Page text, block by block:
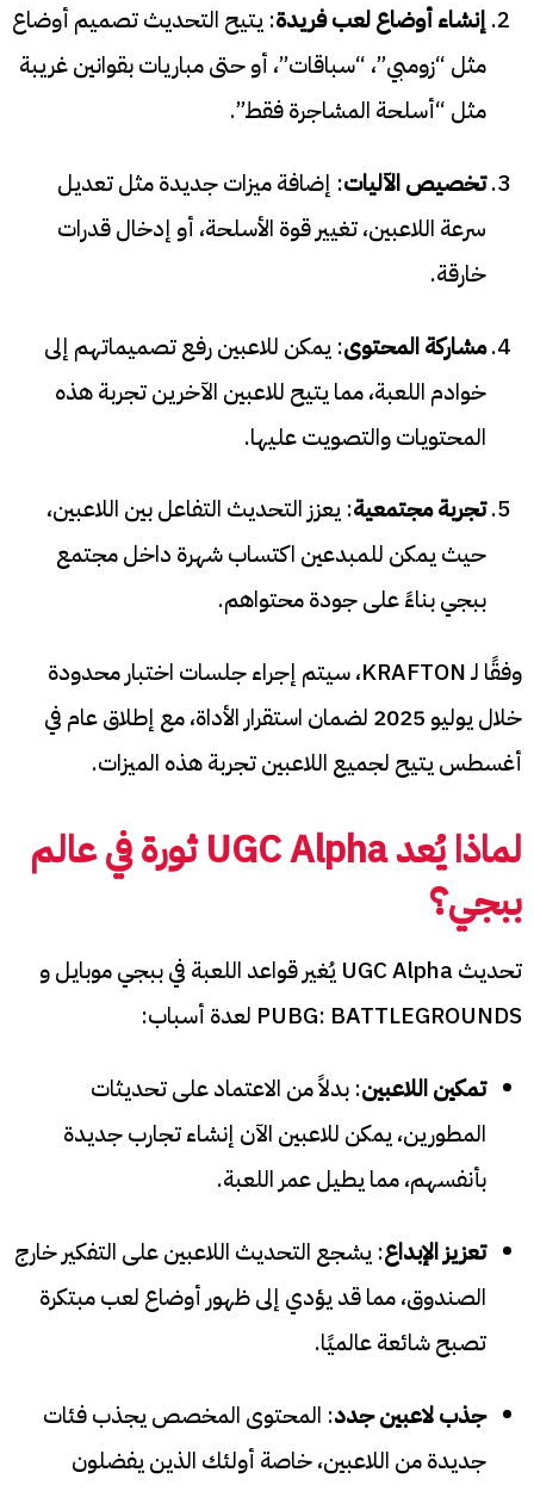
إنشاء أوضاع لعب فريدة: يتيح التحديث تصميم أوضاع
مثل “زومبي”، “سباقات”، أو حتى مباريات بقوانين غريبة
مثل “أسلحة المشاجرة فقط”.
تخصيص الآليات: إضافة ميزات جديدة مثل تعديل
سرعة اللاعبين، تغيير قوة الأسلحة، أو إدخال قدرات
خارقة.
مشاركة المحتوى: يمكن للاعبين رفع تصميماتهم إلى
خوادم اللعبة، مما يتيح للاعبين الآخرين تجربة هذه
المحتويات والتصويت عليها.
تجربة مجتمعية: يعزز التحديث التفاعل بين اللاعبين،
حيث يمكن للمبدعين اكتساب شهرة داخل مجتمع
ببجي بناءً على جودة محتواهم.
وفقًا لـ KRAFTON، سيتم إجراء جلسات اختبار محدودة
خلال يوليو 2025 لضمان استقرار الأداة، مع إطلاق عام في
أغسطس يتيح لجميع اللاعبين تجربة هذه الميزات.
لماذا يُعد UGC Alpha ثورة في عالم
ببجي؟
تحديث UGC Alpha يُغير قواعد اللعبة في ببجي موبايل و
PUBG: BATTLEGROUNDS لعدة أسباب:
تمكين اللاعبين: بدلاً من الاعتماد على تحديثات
المطورين، يمكن للاعبين الآن إنشاء تجارب جديدة
بأنفسهم، مما يطيل عمر اللعبة.
تعزيز الإبداع: يشجع التحديث اللاعبين على التفكير خارج
الصندوق، مما قد يؤدي إلى ظهور أوضاع لعب مبتكرة
تصبح شائعة عالميًا.
جذب لاعبين جدد: المحتوى المخصص يجذب فئات
جديدة من اللاعبين، خاصة أولئك الذين يفضلون